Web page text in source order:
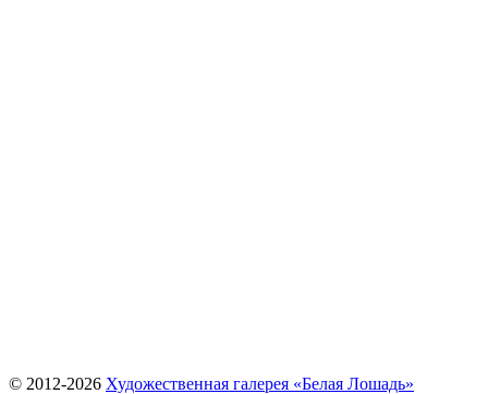
© 2012-2026 Художественная галерея «Белая Лошадь»